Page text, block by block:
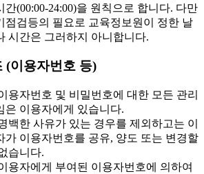
간(00:00-24:00)을 원칙으로 합니다. 다만
점검등의 필요로 교육정보원이 정한 날
시간은 그러하지 아니합니다.
(이용자번호 등)
용자번호 및 비밀번호에 대한 모든 관리
은 이용자에게 있습니다.
백한 사유가 있는 경우를 제외하고는 이
가 이용자번호를 공유, 양도 또는 변경할
습니다.
용자에게 부여된 이용자번호에 의하여